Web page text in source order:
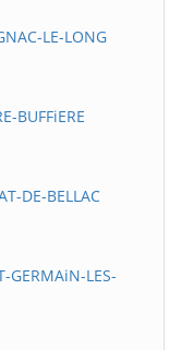
LE-LONG
BUFFiERE
DE-BELLAC
LES-